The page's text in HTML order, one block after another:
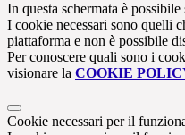
In questa schermata è
I cookie necessari sono quelli
piattaforma e non è possibile
Per conoscere quali sono i
visionare la COOKIE
Cookie necessari per il